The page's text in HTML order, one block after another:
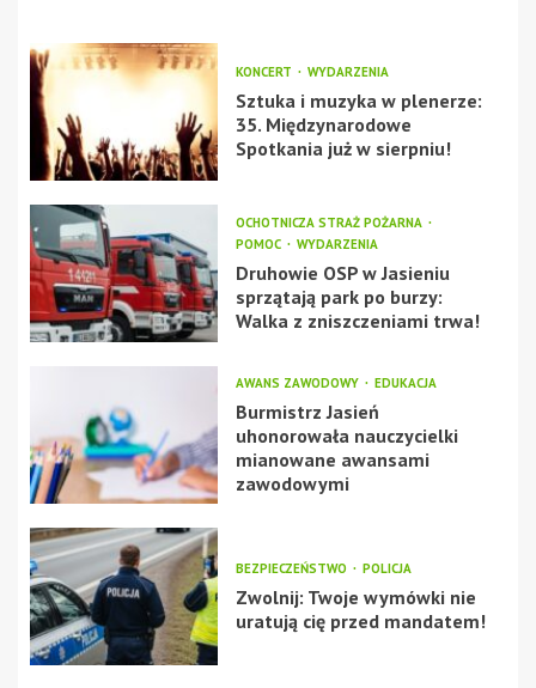
KONCERT WYDARZENIA
Sztuka i muzyka w plenerze:
35. Międzynarodowe
Spotkania już w sierpniu!
OCHOTNICZA STRAŻ POŻARNA
POMOC
WYDARZENIA
Druhowie OSP w Jasieniu
sprzątają park po burzy:
Walka z zniszczeniami trwa!
AWANS ZAWODOWY EDUKACJA
Burmistrz Jasień
uhonorowała nauczycielki
mianowane awansami
zawodowymi
BEZPIECZEŃSTWO POLICJA
Zwolnij: Twoje wymówki nie
uratują cię przed mandatem!